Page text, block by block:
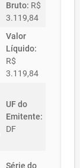
Bruto: R$
3.119,84
Valor
Líquido:
R$
3.119,84
UF do
Emitente:
DF
Série do